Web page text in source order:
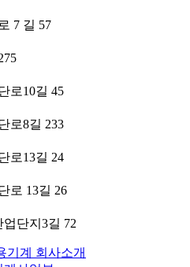
7 길 57
로10길 45
로8길 233
로13길 24
로 13길 26
단지3길 72
기계 회사소개